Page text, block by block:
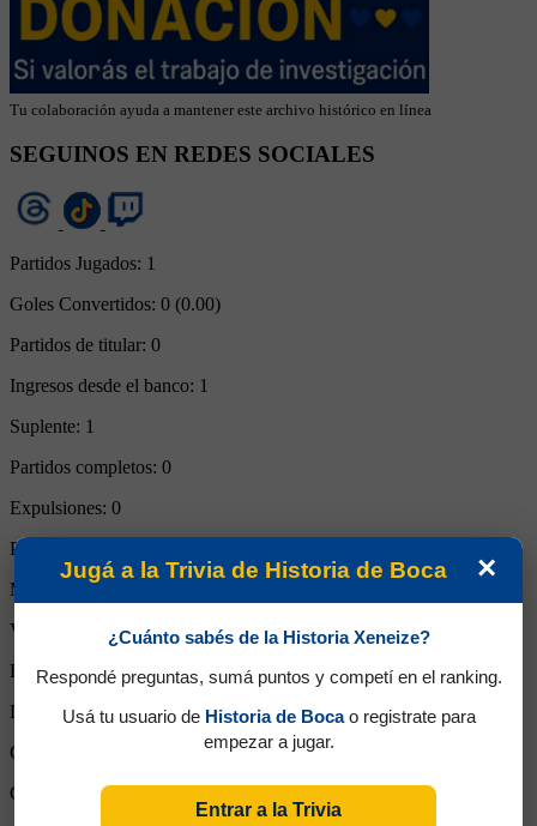
Tu colaboración ayuda a mantener este archivo histórico en línea
SEGUINOS EN REDES SOCIALES
Partidos Jugados: 1
Goles Convertidos: 0 (0.00)
Partidos de titular: 0
Ingresos desde el banco: 1
Suplente: 1
Partidos completos: 0
Expulsiones: 0
Partidos reemplazado:
Minutos Disputados:
Victorias:
Empates:1
Derrotas:0
Goles de Boca:
Goles rivales:
×
Jugá a la Trivia de Historia de Boca
¿Cuánto sabés de la Historia Xeneize?
Respondé preguntas, sumá puntos y competí en el ranking.
Usá tu usuario de Historia de Bocao registrate para
empezar a jugar.
Entrar a la Trivia